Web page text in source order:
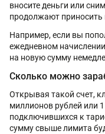
вносите деньги или
продолжают
Например, если вы
ежедневном
на новую сумму
Сколько можно
Открывая такой счет,
миллионов рублей или
подключившихся к
сумму свыше лимита